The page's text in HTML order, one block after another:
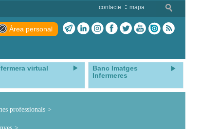
contacte mapa
Àrea personal
virtual
Banc Imatges
Infermeres
professionals